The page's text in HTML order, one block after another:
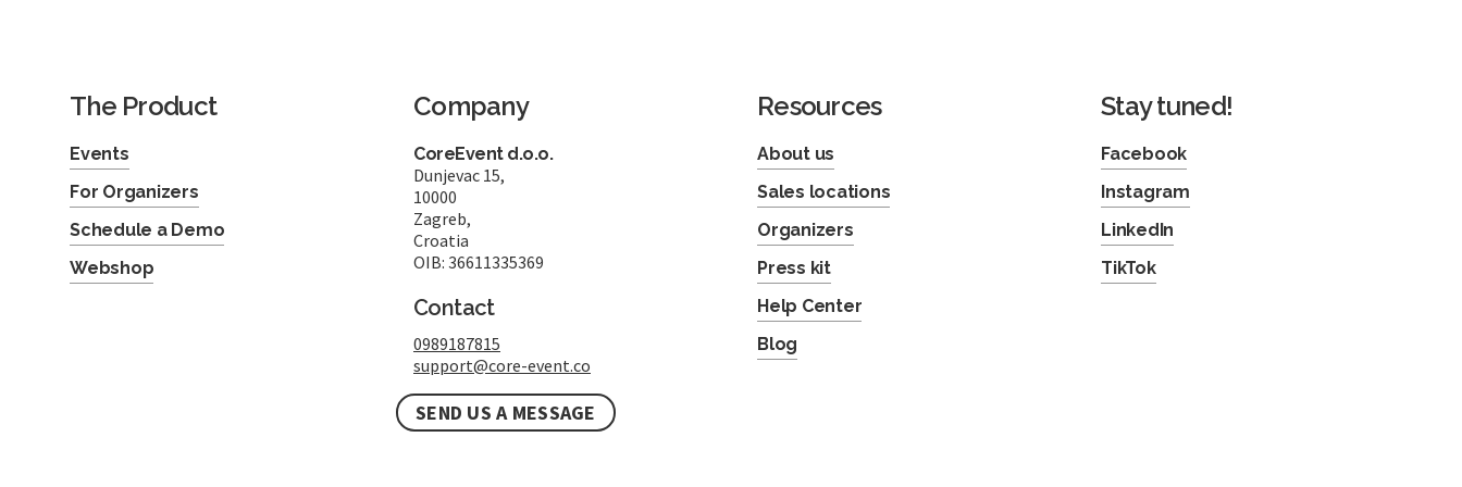
The Product
Events
For Organizers
Schedule a Demo
Webshop
Company
CoreEvent d.o.o.
Dunjevac 15,
10000
Zagreb,
Croatia
OIB: 36611335369
Contact
0989187815
support@core-event.co
SEND US A MESSAGE
Resources
About us
Sales locations
Organizers
Press kit
Help Center
Blog
Stay tuned!
Facebook
Instagram
LinkedIn
TikTok